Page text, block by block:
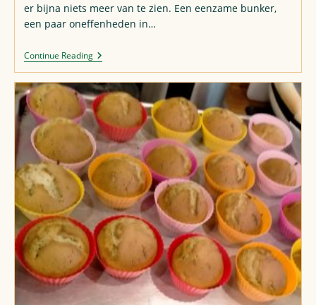
er bijna niets meer van te zien. Een eenzame bunker,
een paar oneffenheden in…
Continue ReadingRadarbasis
Blindschleiche
Ternat